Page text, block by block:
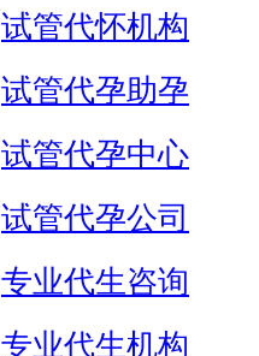
试管代怀机构
试管代孕助孕
试管代孕中心
试管代孕公司
专业代生咨询
专业代生机构